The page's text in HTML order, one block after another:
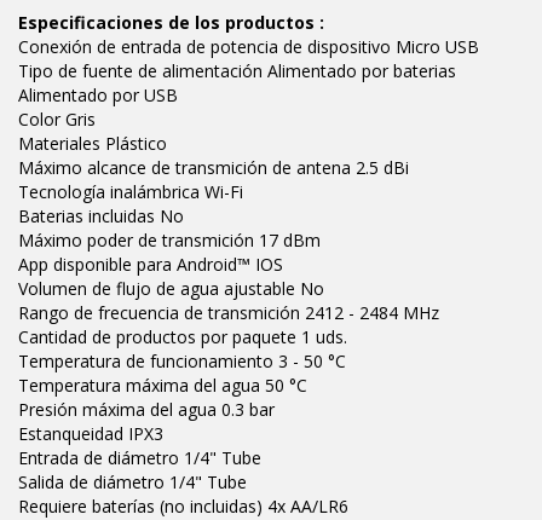
Especificaciones de los productos :
Conexión de entrada de potencia de dispositivo Micro USB
Tipo de fuente de alimentación Alimentado por baterias
Alimentado por USB
Color Gris
Materiales Plástico
Máximo alcance de transmición de antena 2.5 dBi
Tecnología inalámbrica Wi-Fi
Baterias incluidas No
Máximo poder de transmición 17 dBm
App disponible para Android™ IOS
Volumen de flujo de agua ajustable No
Rango de frecuencia de transmición 2412 - 2484 MHz
Cantidad de productos por paquete 1 uds.
Temperatura de funcionamiento 3 - 50 °C
Temperatura máxima del agua 50 °C
Presión máxima del agua 0.3 bar
Estanqueidad IPX3
Entrada de diámetro 1/4" Tube
Salida de diámetro 1/4" Tube
Requiere baterías (no incluidas) 4x AA/LR6